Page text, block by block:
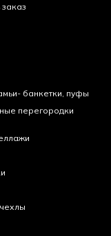
банкетки, пуфы
перегородки